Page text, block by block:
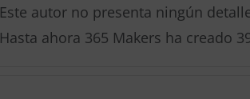
Este autor no presenta ningún
Hasta ahora 365 Makers ha creado